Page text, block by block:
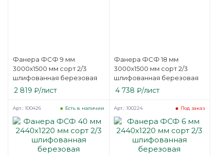
Фанера ФСФ 9 мм
3000х1500 мм сорт 2/3
шлифованная березовая
2 819 ₽/лист
Фанера ФСФ 18 мм
3000х1500 мм сорт 2/3
шлифованная березовая
4 738 ₽/лист
Есть в наличии
Арт.: 100426 Под заказ
Арт.: 100224